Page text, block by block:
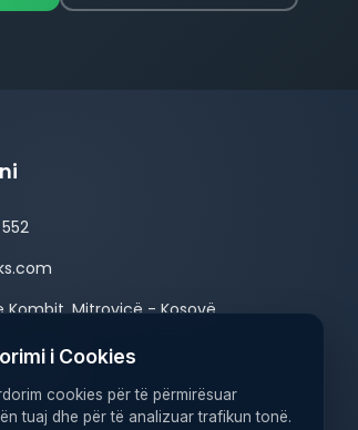
Kombit, Mitrovicë - Kosovë
Politika e Cookies
i Cookies
cookies për të përmirësuar
tuaj dhe për të analizuar trafikun tonë.